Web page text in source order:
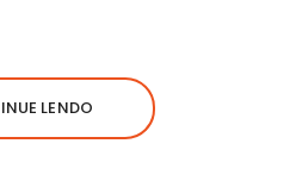
LENDO